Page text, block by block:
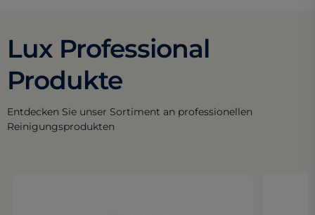
Lux Professional
Produkte
Entdecken Sie unser Sortiment an professionellen
Reinigungsprodukten